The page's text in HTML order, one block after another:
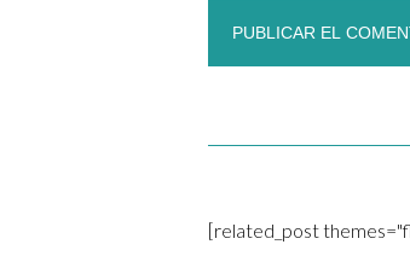
[related_post